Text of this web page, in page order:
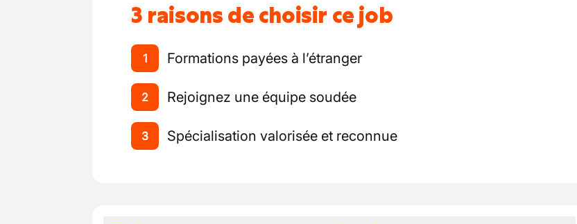
3 raisons de choisir ce job
1 Formations payées à l’étranger
2 Rejoignez une équipe soudée
3 Spécialisation valorisée et reconnue